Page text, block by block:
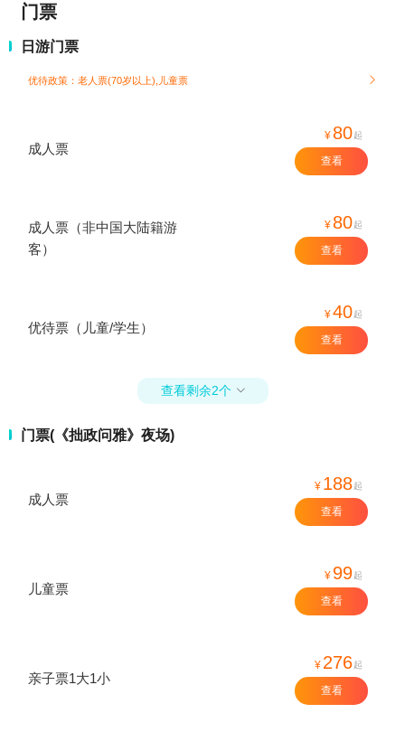
门票
日游门票
优待政策：老人票(70岁以上),儿童票 
成人票
¥ 80起
查看
成人票（非中国大陆籍游
客）
¥ 80起
查看
优待票（儿童/学生）
¥40起
查看
查看剩余2个 
门票(《拙政问雅》夜场)
成人票
¥ 188起
查看
儿童票
¥ 99起
查看
亲子票1大1小
¥ 276起
查看